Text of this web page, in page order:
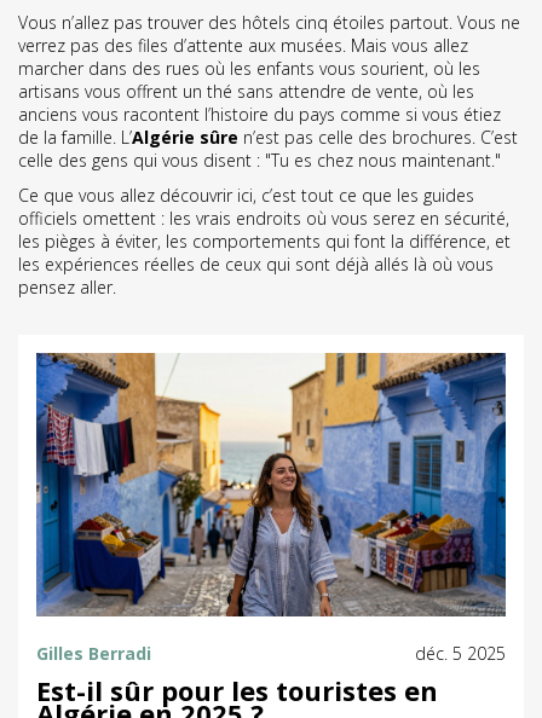
Vous n’allez pas trouver des hôtels cinq étoiles partout. Vous ne
verrez pas des files d’attente aux musées. Mais vous allez
marcher dans des rues où les enfants vous sourient, où les
artisans vous offrent un thé sans attendre de vente, où les
anciens vous racontent l’histoire du pays comme si vous étiez
de la famille. L’Algérie sûre n’est pas celle des brochures. C’est
celle des gens qui vous disent : "Tu es chez nous maintenant."
Ce que vous allez découvrir ici, c’est tout ce que les guides
officiels omettent : les vrais endroits où vous serez en sécurité,
les pièges à éviter, les comportements qui font la différence, et
les expériences réelles de ceux qui sont déjà allés là où vous
pensez aller.
Gilles Berradi déc. 5 2025
Est-il sûr pour les touristes en